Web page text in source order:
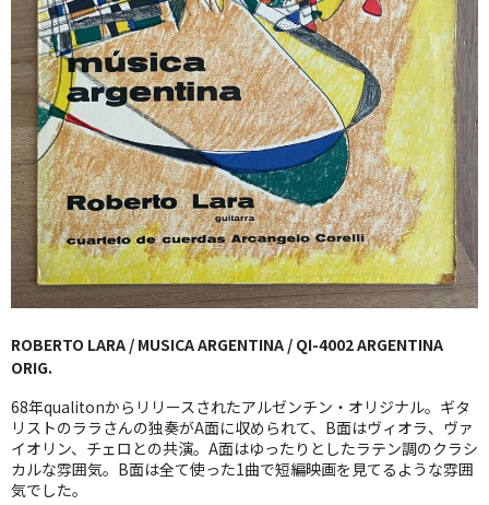
Categories
New Arrivals
新譜
GG RECORD （当店のレーベル）
全商品
JAZZ-US
BLUE NOTE
JAZZ-EU
JAZZ-JP
JAZZ-VOCAL
J-POP
ROBERTO LARA / MUSICA ARGENTINA / QI-4002 ARGENTINA
ORIG.
68年qualitonからリリースされたアルゼンチン・オリジナル。ギタ
リストのララさんの独奏がA面に収められて、B面はヴィオラ、ヴァ
イオリン、チェロとの共演。A面はゆったりとしたラテン調のクラシ
カルな雰囲気。B面は全て使った1曲で短編映画を見てるような雰囲
気でした。